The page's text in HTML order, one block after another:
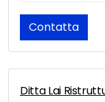
Contatta
Ditta Lai